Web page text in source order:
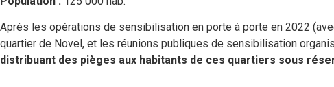
Après les opérations de sensibilisation en porte à porte en 2022
quartier de Novel, et les réunions publiques de sensibilisation
distribuant des pièges aux habitants de ces quartiers sous